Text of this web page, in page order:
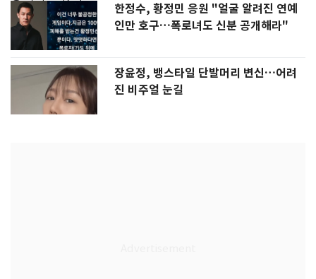
한정수, 황정민 응원 "얼굴 알려진 연예
인만 호구…폭로녀도 신분 공개해라"
장윤정, 뱅스타일 단발머리 변신…어려
진 비주얼 눈길